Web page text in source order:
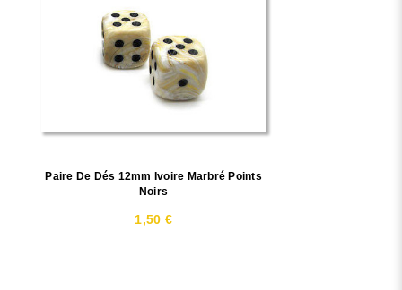
Paire De Dés 12mm Ivoire Marbré Points
Noirs
1,50 €